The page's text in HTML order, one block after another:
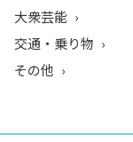
大衆芸能
交通・乗り物
その他